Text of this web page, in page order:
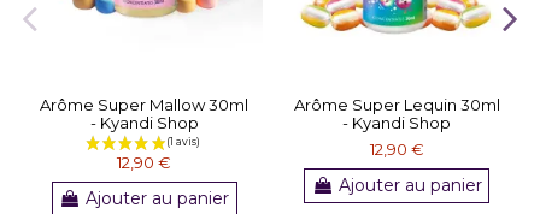
Arôme Super Mallow 30ml
- Kyandi Shop
12,90 €
Ajouter au panier
Arôme Super Lequin 30ml
- Kyandi Shop
12,90 €
Ajouter au panier